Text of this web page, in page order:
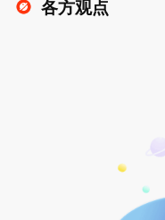
各方观点